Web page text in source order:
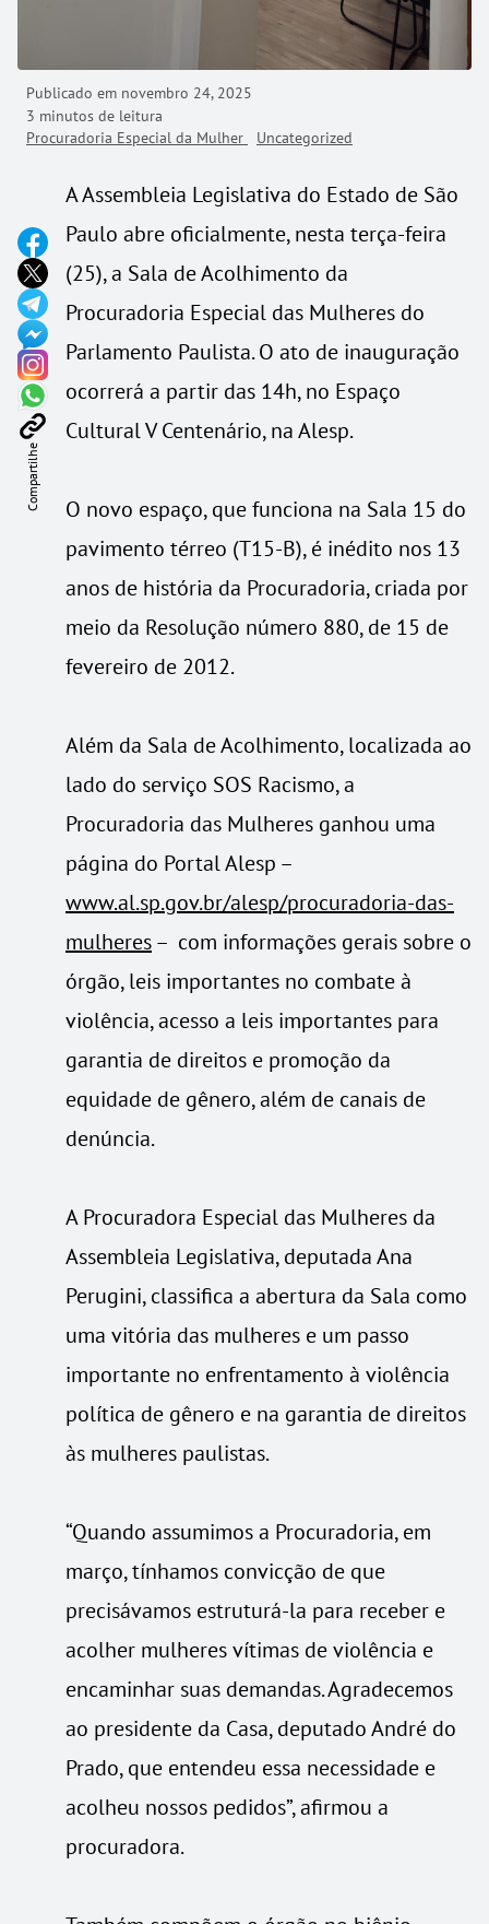
Publicado em novembro 24, 2025
3 minutos de leitura
Procuradoria Especial da Mulher
Uncategorized
Compartilhe
A Assembleia Legislativa do Estado de São
Paulo abre oficialmente, nesta terça-feira
(25), a Sala de Acolhimento da
Procuradoria Especial das Mulheres do
Parlamento Paulista. O ato de inauguração
ocorrerá a partir das 14h, no Espaço
Cultural V Centenário, na Alesp.
O novo espaço, que funciona na Sala 15 do
pavimento térreo (T15-B), é inédito nos 13
anos de história da Procuradoria, criada por
meio da Resolução número 880, de 15 de
fevereiro de 2012.
Além da Sala de Acolhimento, localizada ao
lado do serviço SOS Racismo, a
Procuradoria das Mulheres ganhou uma
página do Portal Alesp –
www.al.sp.gov.br/alesp/procuradoria-das-
mulheres– com informações gerais sobre o
órgão, leis importantes no combate à
violência, acesso a leis importantes para
garantia de direitos e promoção da
equidade de gênero, além de canais de
denúncia.
A Procuradora Especial das Mulheres da
Assembleia Legislativa, deputada Ana
Perugini, classifica a abertura da Sala como
uma vitória das mulheres e um passo
importante no enfrentamento à violência
política de gênero e na garantia de direitos
às mulheres paulistas.
“Quando assumimos a Procuradoria, em
março, tínhamos convicção de que
precisávamos estruturá-la para receber e
acolher mulheres vítimas de violência e
encaminhar suas demandas. Agradecemos
ao presidente da Casa, deputado André do
Prado, que entendeu essa necessidade e
acolheu nossos pedidos”, afirmou a
procuradora.